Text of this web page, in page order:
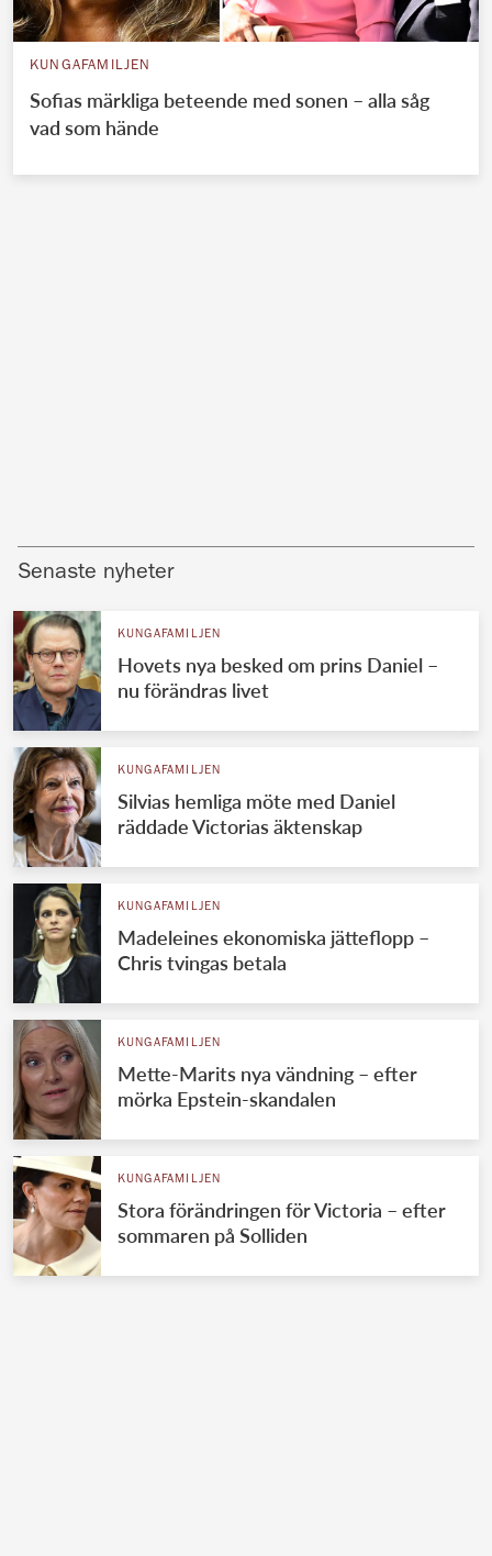
KUNGAFAMILJEN
Sofias märkliga beteende med sonen – alla såg
vad som hände
Senaste nyheter
KUNGAFAMILJEN
Hovets nya besked om prins Daniel –
nu förändras livet
KUNGAFAMILJEN
Silvias hemliga möte med Daniel
räddade Victorias äktenskap
KUNGAFAMILJEN
Madeleines ekonomiska jätteflopp –
Chris tvingas betala
KUNGAFAMILJEN
Mette-Marits nya vändning – efter
mörka Epstein-skandalen
KUNGAFAMILJEN
Stora förändringen för Victoria – efter
sommaren på Solliden